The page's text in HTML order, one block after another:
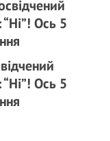
“Ні”! Ось 5